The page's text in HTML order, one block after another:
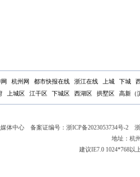
杭州网 都市快报在线 浙江在线 上城 下城
上城区 江干区 下城区 西湖区 拱墅区 高新（
体中心 备案证编号： 浙ICP备2023053734号-2 浙
地址：杭
建议IE7.0 1024*768